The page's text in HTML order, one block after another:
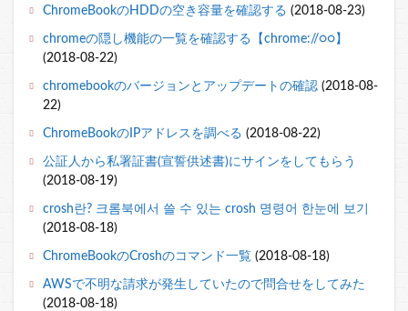
ChromeBookのHDDの空き容量を確認する (2018-08-23)
chromeの隠し機能の一覧を確認する【chrome://○○】
(2018-08-22)
chromebookのバージョンとアップデートの確認 (2018-08-
22)
ChromeBookのIPアドレスを調べる (2018-08-22)
公証人から私署証書(宣誓供述書)にサインをしてもらう
(2018-08-19)
crosh란? 크롬북에서 쓸 수 있는 crosh 명령어 한눈에 보기
(2018-08-18)
ChromeBookのCroshのコマンド一覧 (2018-08-18)
AWSで不明な請求が発生していたので問合せをしてみた
(2018-08-18)